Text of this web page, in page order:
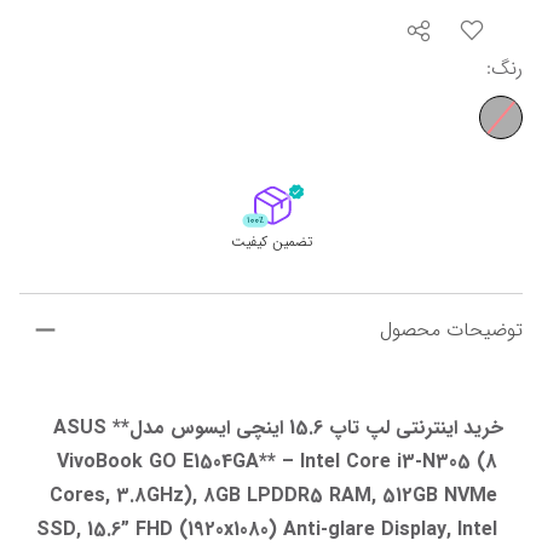
رنگ:
تضمین کیفیت
توضیحات محصول
خرید اینترنتی لپ تاپ 15.6 اینچی ایسوس مدل**ASUS
VivoBook GO E1504GA** – Intel Core i3-N305 (8
Cores, 3.8GHz), 8GB LPDDR5 RAM, 512GB NVMe
SSD, 15.6” FHD (1920x1080) Anti-glare Display, Intel